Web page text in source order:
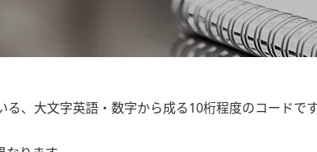
、大文字英語・数字から成る10桁程度のコードです